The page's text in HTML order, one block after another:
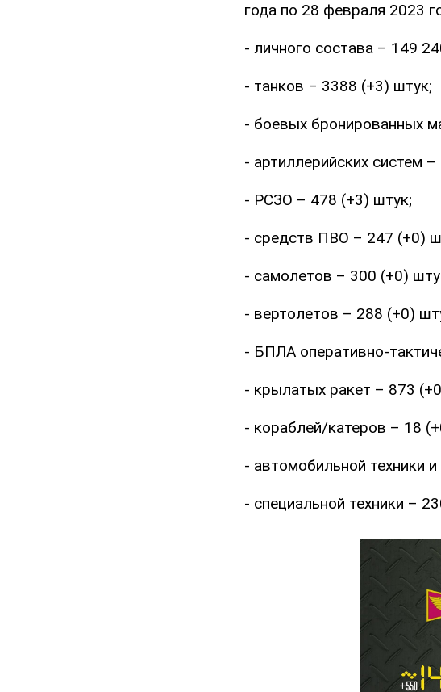
года по 28 февраля 2023
- личного состава – 149
- танков ‒ 3388 (+3) штук;
- боевых бронированных
- артиллерийских систем
- РСЗО – 478 (+3) штук;
- средств ПВО – 247 (+0)
- самолетов – 300 (+0)
- вертолетов – 288 (+0)
- БПЛА оперативно-
- крылатых ракет – 873
- кораблей/катеров – 18
- автомобильной техники
- специальной техники –